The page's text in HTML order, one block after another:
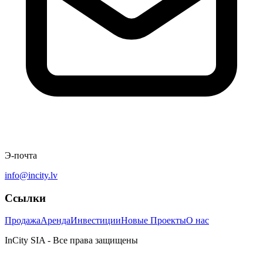
Э-почта
info@incity.lv
Ссылки
ПродажаАрендаИнвестицииНовые ПроектыО нас
InCity SIA - Все права защищены